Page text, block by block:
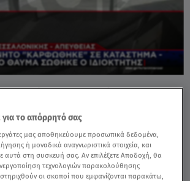
Καρφώθηκε Σε
το απόρρητό σας
μας αποθηκεύουμε προσωπικά δεδομένα,
ή μοναδικά αναγνωριστικά στοιχεία, και
στη συσκευή σας. Αν επιλέξετε Αποδοχή, θα
τεχνολογιών παρακολούθησης
οι σκοποί που εμφανίζονται παρακάτω,